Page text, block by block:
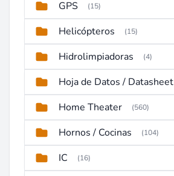
GPS (15)
Helicópteros (15)
Hidrolimpiadoras (4)
Hoja de Datos / Datasheet
Home Theater (560)
Hornos / Cocinas (104)
IC (16)